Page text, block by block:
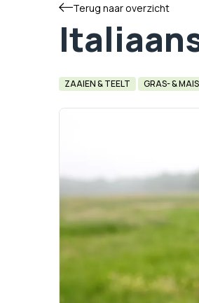
Terug naar overzicht
ZAAIEN & TEELT GRAS- &